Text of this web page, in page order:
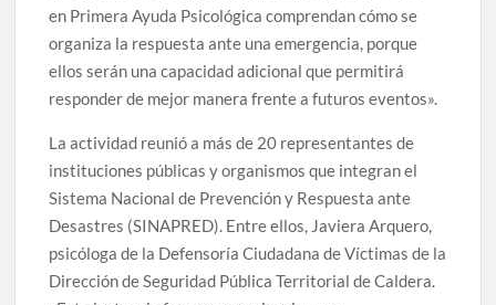
en Primera Ayuda Psicológica comprendan cómo se
organiza la respuesta ante una emergencia, porque
ellos serán una capacidad adicional que permitirá
responder de mejor manera frente a futuros eventos».
La actividad reunió a más de 20 representantes de
instituciones públicas y organismos que integran el
Sistema Nacional de Prevención y Respuesta ante
Desastres (SINAPRED). Entre ellos, Javiera Arquero,
psicóloga de la Defensoría Ciudadana de Víctimas de la
Dirección de Seguridad Pública Territorial de Caldera.